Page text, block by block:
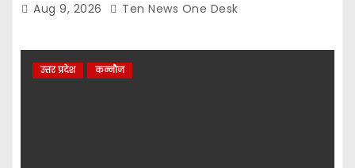
Aug 9, 2026 Ten News One Desk
उत्तर प्रदेश कन्नौज